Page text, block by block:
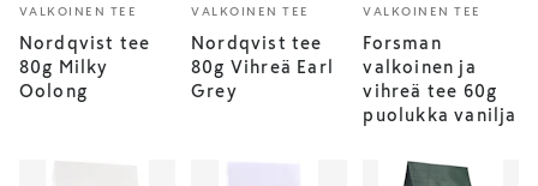
VALKOINEN TEE
Nordqvist tee
80g Milky
Oolong
VALKOINEN TEE
Nordqvist tee
80g Vihreä Earl
Grey
VALKOINEN TEE
Forsman
valkoinen ja
vihreä tee 60g
puolukka vanilja